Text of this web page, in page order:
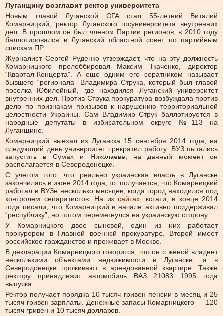
Луганщину возглавит ректор университета
Новым главой Луганской ОГА стал 55-летний Виталий
Комарницкий, ректор Луганского госуниверситета внутренних
дел. В прошлом он был членом Партии регионов, в 2010 году
баллотировался в Луганский областной совет по партийным
спискам ПР.
Журналист Сергей Руденко утверждает, что на эту должность
Комарницкого пролоббировал Максим Ткаченко, директор
“Квартал-Концерта”. А еще одним его соратником называет
бывшего “регионала” Владимира Струка, который был главой
поселка Юбилейный, где находился Луганский университет
внутренних дел. Против Струка прокуратура возбуждала против
дело по признакам призывов к нарушению территориальной
целостности Украины. Сам Владимир Струк баллотируется в
народные депутаты в избирательном округе №113 на
Луганщине.
Комарницкий выехал из Луганска 15 сентября 2014 года, на
следующий день университет прекратил работу. ВУЗ пытались
запустить в Сумах и Николаеве, на данный момент он
располагается в Северодонецке.
С учетом того, что реально украинская власть в Луганске
закончилась в июне 2014 года, то, получается, что Комарницкий
работал в ВУЗе несколько месяцев, когда город находился под
контролем сепаратистов. На их сайтах, кстати, в конце 2014
года писали, что Комарницкий в начале активно поддерживал
“республику”, но потом переметнулся на украинскую сторону.
У Комарницкого двое сыновей, один из них работает
прокурором в Главной военной прокуратуре. Второй имеет
российское гражданство и проживает в Москве.
В декларации Комарницкого говорится, что он с женой владеет
несколькими объектами недвижимости в Луганске, а в
Северодонецке проживают в арендованной квартире. Также
ректору принадлежит автомобиль ВАЗ 21083 1995 года
выпуска.
Ректор получает порядка 10 тысяч гривен пенсии в месяц и 25
тысяч гривен зарплаты. Денежные запасы Комарницкого — 120
тысяч гривен и 10 тысяч долларов.